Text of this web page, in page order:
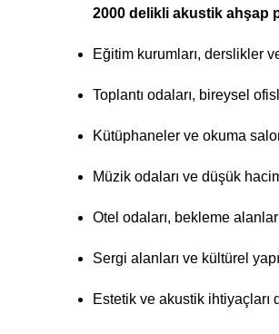
2000 delikli akustik ahşap
Eğitim kurumları, derslikler
Toplantı odaları, bireysel
Kütüphaneler ve okuma
Müzik odaları ve düşük
Otel odaları, bekleme
Sergi alanları ve kültürel
Estetik ve akustik